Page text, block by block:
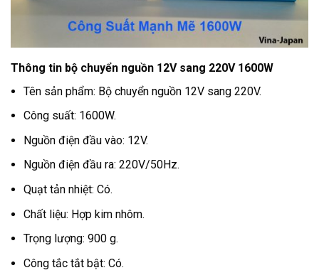
Thông tin bộ chuyển nguồn 12V sang 220V 1600W
Tên sản phẩm: Bộ chuyển nguồn 12V sang 220V.
Công suất: 1600W.
Nguồn điện đầu vào: 12V.
Nguồn điện đầu ra: 220V/50Hz.
Quạt tản nhiệt: Có.
Chất liệu: Hợp kim nhôm.
Trọng lượng: 900 g.
Công tắc tắt bật: Có.